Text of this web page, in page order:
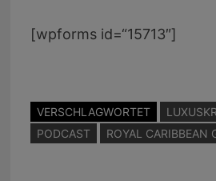
[wpforms id=“15713″]
VERSCHLAGWORTET
PODCAST
ROYAL CARIBBEAN